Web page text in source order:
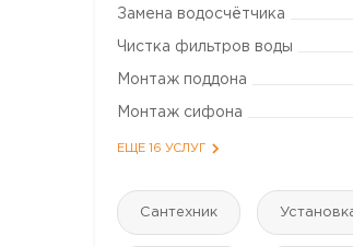
Замена водосчётчика
Чистка фильтров воды
Монтаж поддона
Монтаж сифона
ЕЩЕ 16 УСЛУГ
Сантехник